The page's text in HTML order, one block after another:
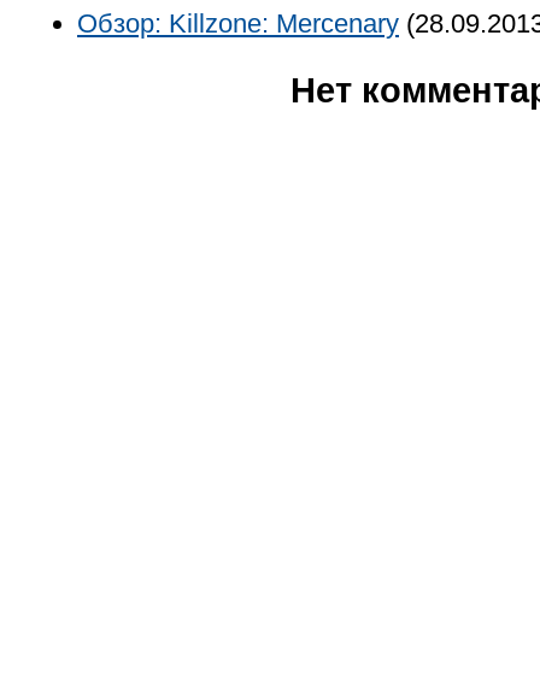
Обзор: Killzone: Mercenary
Нет